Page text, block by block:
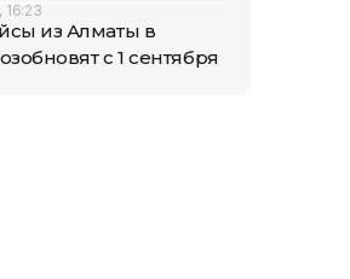
16:23
из Алматы в
с 1 сентября